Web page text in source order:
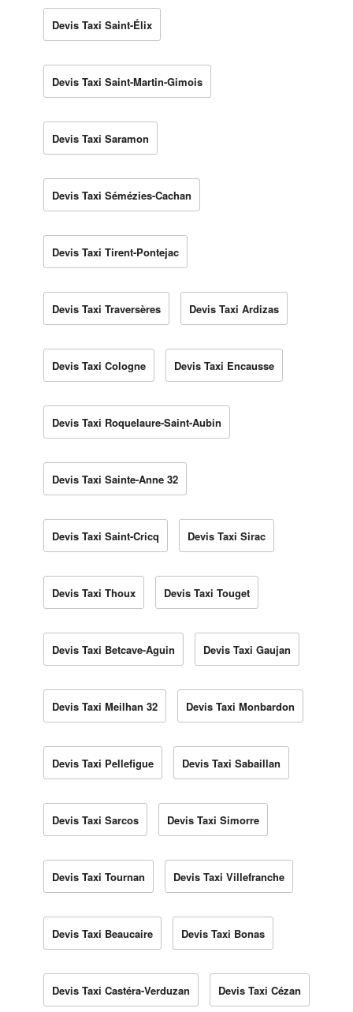
Devis Taxi Saint-Élix
Devis Taxi Saint-Martin-Gimois
Devis Taxi Saramon
Devis Taxi Sémézies-Cachan
Devis Taxi Tirent-Pontejac
Devis Taxi Traversères Devis Taxi Ardizas
Devis Taxi Cologne Devis Taxi Encausse
Devis Taxi Roquelaure-Saint-Aubin
Devis Taxi Sainte-Anne 32
Devis Taxi Saint-Cricq Devis Taxi Sirac
Devis Taxi Thoux Devis Taxi Touget
Devis Taxi Betcave-Aguin Devis Taxi Gaujan
Devis Taxi Meilhan 32 Devis Taxi Monbardon
Devis Taxi Pellefigue Devis Taxi Sabaillan
Devis Taxi Sarcos Devis Taxi Simorre
Devis Taxi Tournan Devis Taxi Villefranche
Devis Taxi Beaucaire Devis Taxi Bonas
Devis Taxi Castéra-Verduzan Devis Taxi Cézan